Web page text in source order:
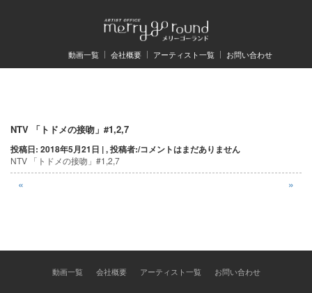
動画一覧 会社概要 アーティスト一覧 お問い合わせ
NTV 「トドメの接吻」#1,2,7
投稿日: 2018年5月21日 | , 投稿者:/コメントはまだありません
NTV 「トドメの接吻」#1,2,7
投
稿
ナ
ー
« »
動画一覧 会社概要 アーティスト一覧 お問い合わせ